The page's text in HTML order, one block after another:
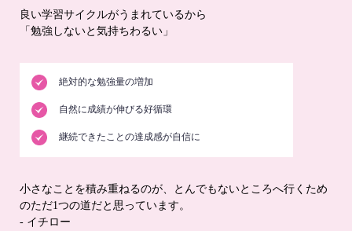
良い学習サイクルがうまれているから
「勉強しないと気持ちわるい」
絶対的な勉強量の増加
自然に成績が伸びる好循環
継続できたことの達成感が自信に
小さなことを積み重ねるのが、とんでもないところへ行くため
のただ1つの道だと思っています。
- イチロー